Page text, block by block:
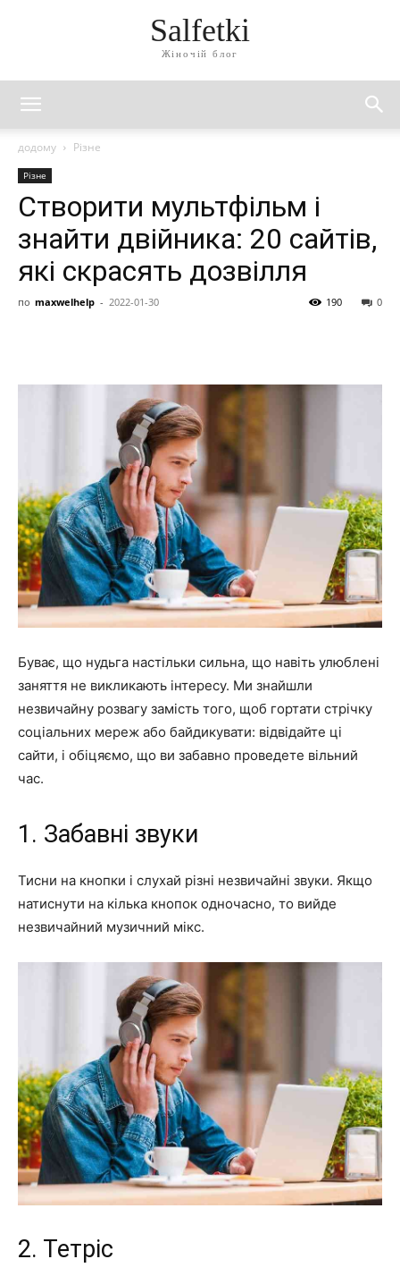
Salfetki
Жіночій блог
додому Різне
Різне
Створити мультфільм і
знайти двійника: 20 сайтів,
які скрасять дозвілля
по maxwelhelp - 2022-01-30 0
190
Буває, що нудьга настільки сильна, що навіть улюблені
заняття не викликають інтересу. Ми знайшли
незвичайну розвагу замість того, щоб гортати стрічку
соціальних мереж або байдикувати: відвідайте ці
сайти, і обіцяємо, що ви забавно проведете вільний
час.
1. Забавні звуки
Тисни на кнопки і слухай різні незвичайні звуки. Якщо
натиснути на кілька кнопок одночасно, то вийде
незвичайний музичний мікс.
2. Тетріс